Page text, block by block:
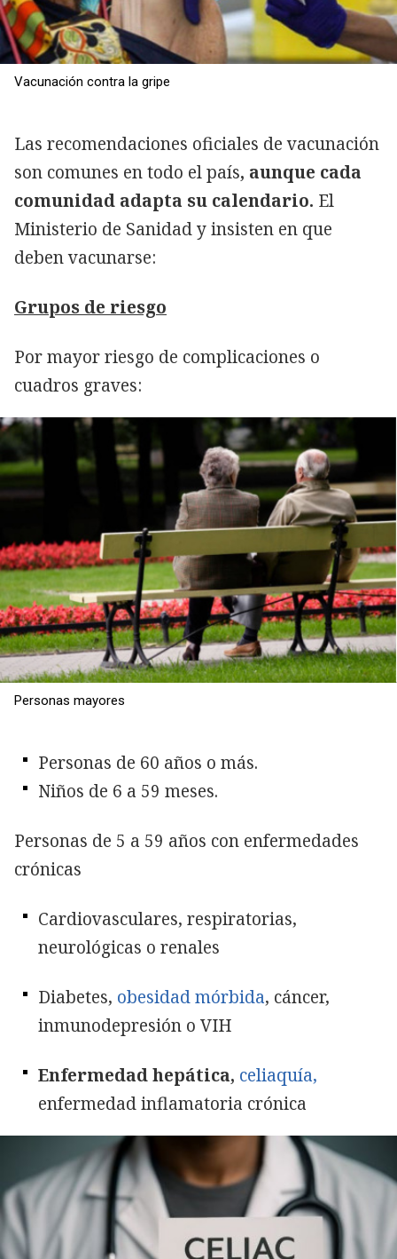
Vacunación contra la gripe
Las recomendaciones oficiales de vacunación
son comunes en todo el país, aunque cada
comunidad adapta su calendario. El
Ministerio de Sanidad y insisten en que
deben vacunarse:
Grupos de riesgo
Por mayor riesgo de complicaciones o
cuadros graves:
Personas mayores
Personas de 60 años o más.
Niños de 6 a 59 meses.
Personas de 5 a 59 años con enfermedades
crónicas
Cardiovasculares, respiratorias,
neurológicas o renales
Diabetes, obesidad mórbida, cáncer,
inmunodepresión o VIH
Enfermedad hepática, celiaquía,
enfermedad inflamatoria crónica